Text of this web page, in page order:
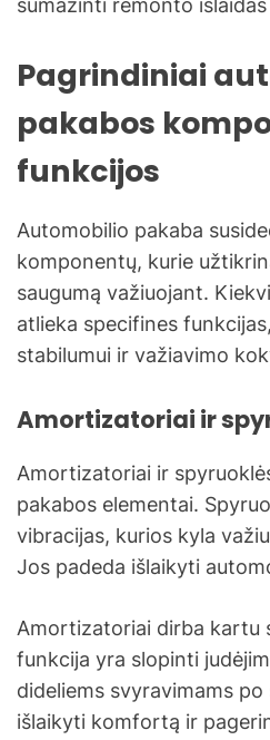
sumažinti remonto
Pagrindiniai
pakabos
funkcijos
Automobilio pakaba
komponentų, kurie
saugumą važiuojant.
atlieka specifines
stabilumui ir važiavimo
Amortizatoriai ir
Amortizatoriai ir
pakabos elementai.
vibracijas, kurios kyla
Jos padeda išlaikyti
Amortizatoriai dirba kartu
funkcija yra slopinti
dideliems svyravimams po
išlaikyti komfortą ir